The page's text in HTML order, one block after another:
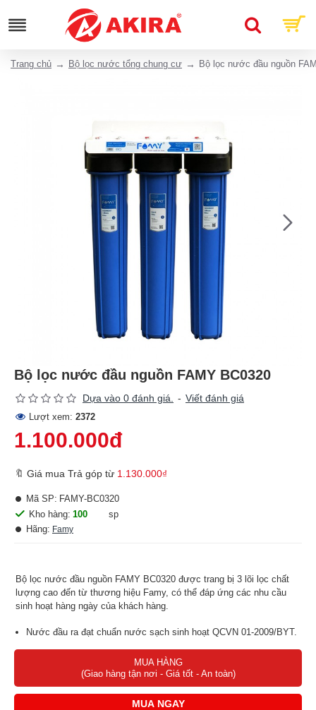
Trang chủ Bộ lọc nước tổng chung cư Bộ lọc nước đầu nguồn
Bộ lọc nước đầu nguồn FAMY BC0320
Dựa vào 0 đánh giá. - Viết đánh giá
Lượt xem: 2372
1.100.000đ
🔖 Giá mua Trả góp từ 1.130.000₫
Kho hàng: 100
sp
Hãng: Famy
Mã SP: FAMY-BC0320
Bộ lọc nước đầu nguồn FAMY BC0320 được trang bị 3 lõi lọc chất
lượng cao đến từ thương hiệu Famy, có thể đáp ứng các nhu cầu
sinh hoạt hàng ngày của khách hàng.
Nước đầu ra đạt chuẩn nước sạch sinh hoạt QCVN 01-2009/BYT.
Loại bỏ chất bẩn, kim loại nặng, hóa chất độc hại trong nguồn
Triển khai nhanh chỉ trong 2-3 giờ, có thể di chuyển được khi cần.
Dịch vụ CSKH bảo dưỡng, kiểm tra định kỳ 6 tháng.
MUA HÀNG
(Giao hàng tận nơi - Giá tốt - An toàn)
MUA NGAY